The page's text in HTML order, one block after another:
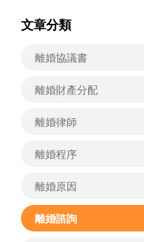
文章分類
離婚協議書
離婚財產分配
離婚律師
離婚程序
離婚原因
離婚諮詢